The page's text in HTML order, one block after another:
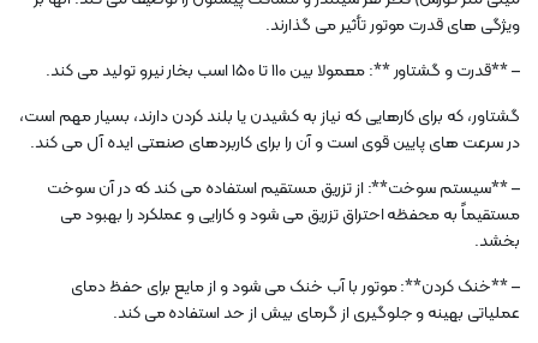
ویژگی های قدرت موتور تأثیر می گذارند.
– **قدرت و گشتاور **: معمولا بین 110 تا 150 اسب بخار نیرو تولید می کند.
گشتاور، که برای کارهایی که نیاز به کشیدن یا بلند کردن دارند، بسیار مهم است،
در سرعت های پایین قوی است و آن را برای کاربردهای صنعتی ایده آل می کند.
– **سیستم سوخت**: از تزریق مستقیم استفاده می کند که در آن سوخت
مستقیماً به محفظه احتراق تزریق می شود و کارایی و عملکرد را بهبود می
بخشد.
– **خنک کردن**: موتور با آب خنک می شود و از مایع برای حفظ دمای
عملیاتی بهینه و جلوگیری از گرمای بیش از حد استفاده می کند.